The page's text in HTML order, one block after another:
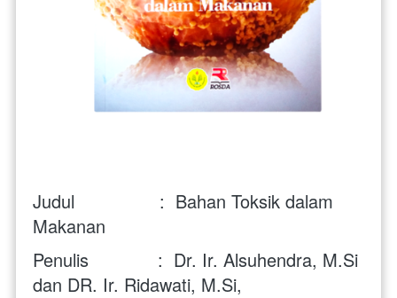
Judul                :  Bahan Toksik dalam
Makanan
Penulis             :  Dr. Ir. Alsuhendra, M.Si
dan DR. Ir. Ridawati, M.Si,